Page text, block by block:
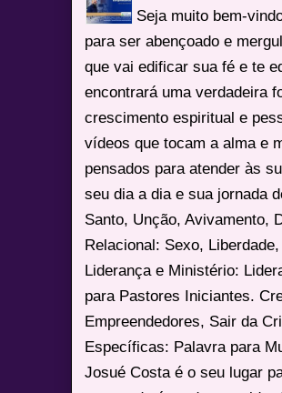
Seja muito bem-
para ser abençoado e
que vai edificar sua fé e te
encontrará uma verdadeira
crescimento espiritual e
vídeos que tocam a alma e
pensados para atender às
seu dia a dia e sua jornada
Santo, Unção, Avivamento,
Relacional: Sexo,
Liderança e Ministério:
para Pastores Iniciantes.
Empreendedores, Sair da
Específicas: Palavra para
Josué Costa é o seu lugar